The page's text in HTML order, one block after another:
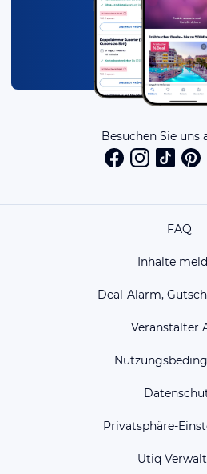
Besuchen Sie uns
FAQ
Inhalte
Deal-Alarm,
Veranstalter
Privatsphäre-
Utiq